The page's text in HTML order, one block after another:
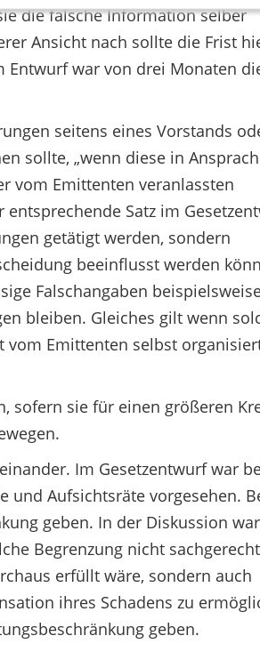
die falsche Information selber
Ansicht nach sollte die Frist
Entwurf war von drei Monaten
seitens eines Vorstands
sollte, „wenn diese in
vom Emittenten veranlassten
Satz im
getätigt werden, sondern
beeinflusst werden
Falschangaben
bleiben. Gleiches gilt wenn
vom Emittenten selbst
sofern sie für einen größeren
Im Gesetzentwurf war
und Aufsichtsräte vorgesehen.
geben. In der Diskussion
Begrenzung nicht
erfüllt wäre, sondern auch
ihres Schadens zu
geben.